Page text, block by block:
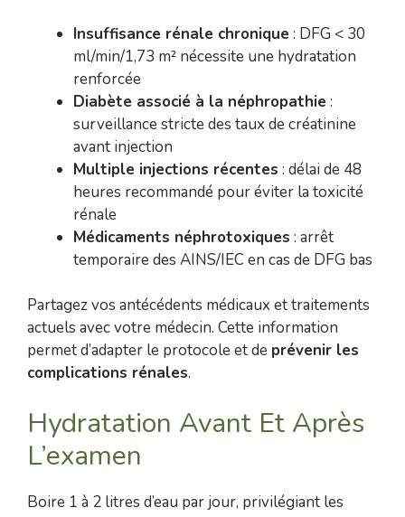
Insuffisance rénale chronique : DFG < 30
ml/min/1,73 m² nécessite une hydratation
renforcée
Diabète associé à la néphropathie :
surveillance stricte des taux de créatinine
avant injection
Multiple injections récentes : délai de 48
heures recommandé pour éviter la toxicité
rénale
Médicaments néphrotoxiques : arrêt
temporaire des AINS/IEC en cas de DFG bas
Partagez vos antécédents médicaux et traitements
actuels avec votre médecin. Cette information
permet d’adapter le protocole et de prévenir les
complications rénales.
Hydratation Avant Et Après
L’examen
Boire 1 à 2 litres d’eau par jour, privilégiant les